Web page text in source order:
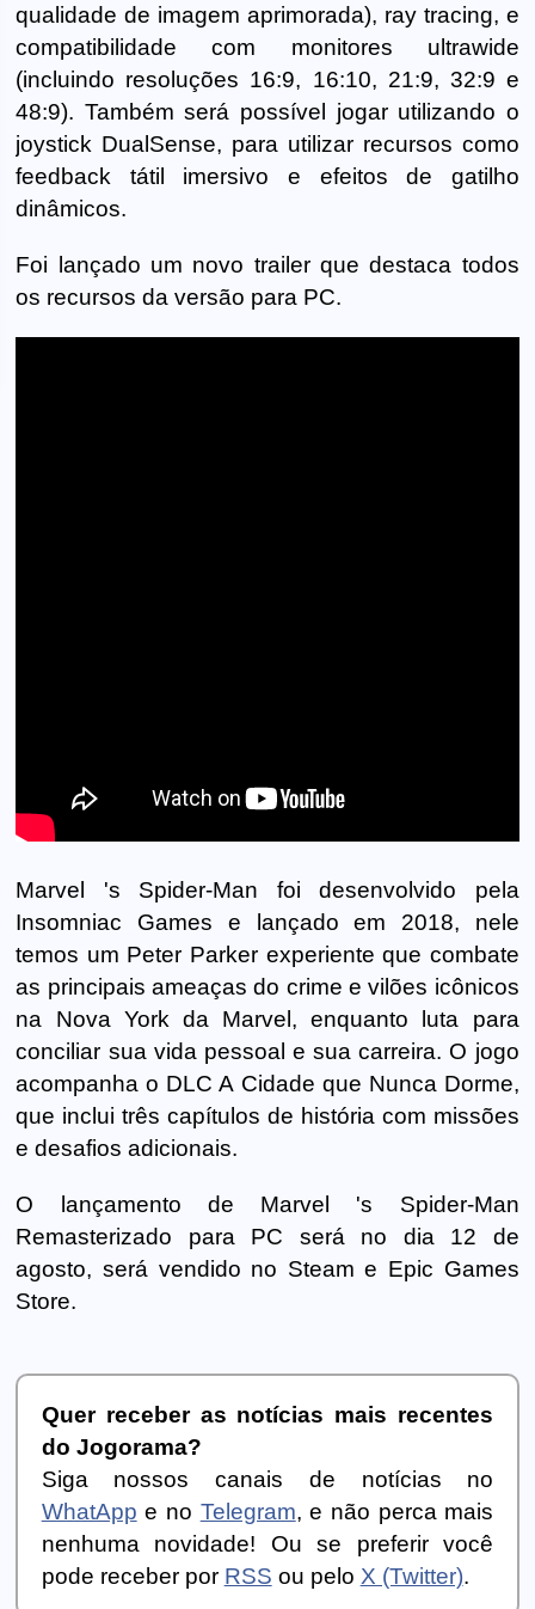
qualidade de imagem aprimorada), ray tracing, e
compatibilidade com monitores ultrawide
(incluindo resoluções 16:9, 16:10, 21:9, 32:9 e
48:9). Também será possível jogar utilizando o
joystick DualSense, para utilizar recursos como
feedback tátil imersivo e efeitos de gatilho
dinâmicos.
Foi lançado um novo trailer que destaca todos
os recursos da versão para PC.
Marvel 's Spider-Man foi desenvolvido pela
Insomniac Games e lançado em 2018, nele
temos um Peter Parker experiente que combate
as principais ameaças do crime e vilões icônicos
na Nova York da Marvel, enquanto luta para
conciliar sua vida pessoal e sua carreira. O jogo
acompanha o DLC A Cidade que Nunca Dorme,
que inclui três capítulos de história com missões
e desafios adicionais.
O lançamento de Marvel 's Spider-Man
Remasterizado para PC será no dia 12 de
agosto, será vendido no Steam e Epic Games
Store.
Quer receber as notícias mais recentes
do Jogorama?
Siga nossos canais de notícias no
WhatApp e no Telegram, e não perca mais
nenhuma novidade! Ou se preferir você
pode receber por RSS ou pelo X (Twitter).